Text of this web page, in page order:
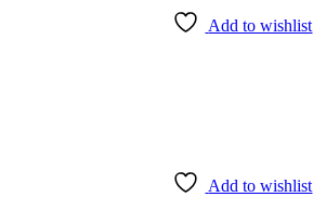
Add to wishlist
Add to wishlist